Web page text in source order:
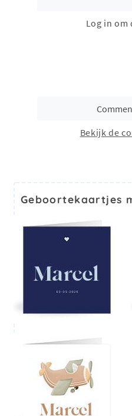
Log in om
Bekijk de
Geboortekaartjes